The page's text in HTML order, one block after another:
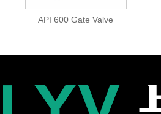
API 600 Gate Valve